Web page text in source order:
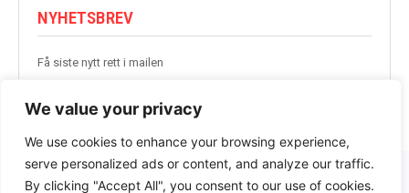
We value your privacy
We use cookies to enhance your browsing experience,
serve personalized ads or content, and analyze our traffic.
By clicking "Accept All", you consent to our use of cookies.
NYHETSBREV
Få siste nytt rett i mailen